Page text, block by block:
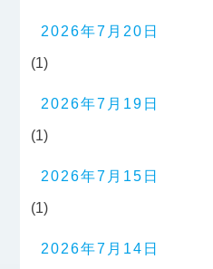
2026年7月20日
(1)
2026年7月19日
(1)
2026年7月15日
(1)
2026年7月14日